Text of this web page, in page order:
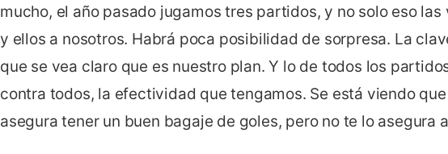
mucho, el año pasado jugamos tres partidos, y no solo eso las
y ellos a nosotros. Habrá poca posibilidad de sorpresa. La
que se vea claro que es nuestro plan. Y lo de todos los
contra todos, la efectividad que tengamos. Se está viendo
asegura tener un buen bagaje de goles, pero no te lo asegura